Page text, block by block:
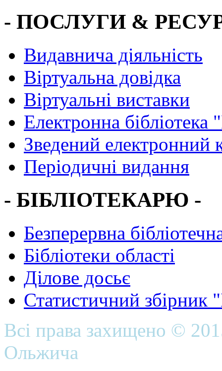
- ПОСЛУГИ &
Видавнича діяльність
Віртуальна довідка
Віртуальні виставки
Електронна
Зведений електронний
Періодичні видання
- БІБЛІОТЕКАРЮ -
Безперервна
Бібліотеки області
Ділове досьє
Статистичний
Всі права захищено ©
Ольжича